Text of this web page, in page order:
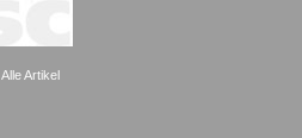
Alle Artikel